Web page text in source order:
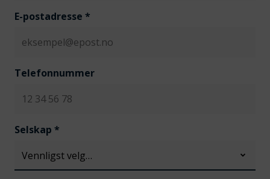
E-postadresse *
Telefonnummer
Selskap *